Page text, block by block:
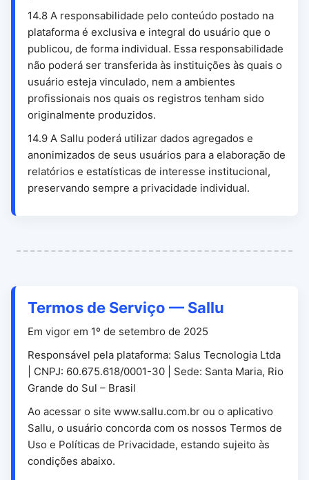
14.8 A responsabilidade pelo conteúdo postado na
plataforma é exclusiva e integral do usuário que o
publicou, de forma individual. Essa responsabilidade
não poderá ser transferida às instituições às quais o
usuário esteja vinculado, nem a ambientes
profissionais nos quais os registros tenham sido
originalmente produzidos.
14.9 A Sallu poderá utilizar dados agregados e
anonimizados de seus usuários para a elaboração de
relatórios e estatísticas de interesse institucional,
preservando sempre a privacidade individual.
Termos de Serviço — Sallu
Em vigor em 1º de setembro de 2025
Responsável pela plataforma: Salus Tecnologia Ltda
| CNPJ: 60.675.618/0001-30 | Sede: Santa Maria, Rio
Grande do Sul – Brasil
Ao acessar o site www.sallu.com.br ou o aplicativo
Sallu, o usuário concorda com os nossos Termos de
Uso e Políticas de Privacidade, estando sujeito às
condições abaixo.